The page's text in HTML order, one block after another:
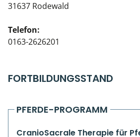
31637 Rodewald
Telefon:
0163-2626201
FORTBILDUNGSSTAND
PFERDE-PROGRAMM
CranioSacrale Therapie für
Klinische & Praktische Kurse
Prüfung & Zertifikation
Postgraduate- & Spezialkurse
Kiefergelenkkurse
CranioSacrale Ausbildung